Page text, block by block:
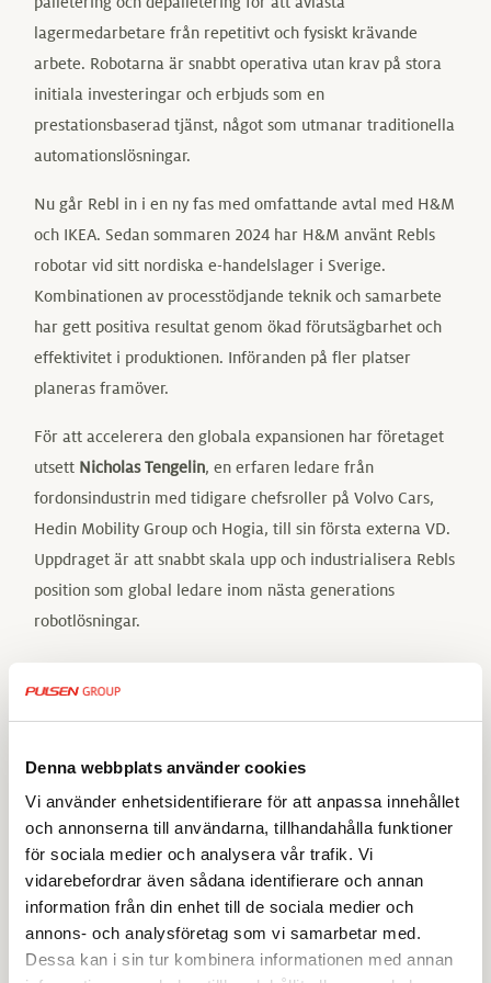
Denna webbplats använder cookies
Vi använder enhetsidentifierare för att anpassa innehållet
och annonserna till användarna, tillhandahålla funktioner
för sociala medier och analysera vår trafik. Vi
vidarebefordrar även sådana identifierare och annan
information från din enhet till de sociala medier och
annons- och analysföretag som vi samarbetar med.
Dessa kan i sin tur kombinera informationen med annan
lagermedarbetare från repetitivt och fysiskt krävande
arbete. Robotarna är snabbt operativa utan krav på stora
initiala investeringar och erbjuds som en
prestationsbaserad tjänst, något som utmanar traditionella
automationslösningar.
Nu går Rebl in i en ny fas med omfattande avtal med H&M
och IKEA. Sedan sommaren 2024 har H&M använt Rebls
robotar vid sitt nordiska e-handelslager i Sverige.
Kombinationen av processtödjande teknik och samarbete
har gett positiva resultat genom ökad förutsägbarhet och
effektivitet i produktionen. Införanden på fler platser
planeras framöver.
För att accelerera den globala expansionen har företaget
utsett Nicholas Tengelin, en erfaren ledare från
fordonsindustrin med tidigare chefsroller på Volvo Cars,
Hedin Mobility Group och Hogia, till sin första externa VD.
Uppdraget är att snabbt skala upp och industrialisera Rebls
position som global ledare inom nästa generations
robotlösningar.
företag som H&M och IKEA. Våra AI-drivna robotar
arbetsuppgifter för personalen och ökar den övergripande
effektiviteten. Det är banbrytande teknik som öppnar nya
möjligheter för automatisering inom sektorer som tidigare
inte kunnat dra nytta av robotar”, säger Nicholas Tengelin,
VD för Rebl Industries.
Robotautomation har länge varit vanligt förekommande
inom fordons- och industriproduktion, men nu genomgår